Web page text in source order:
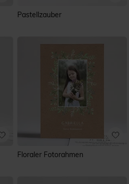
Pastellzauber
Floraler Fotorahmen